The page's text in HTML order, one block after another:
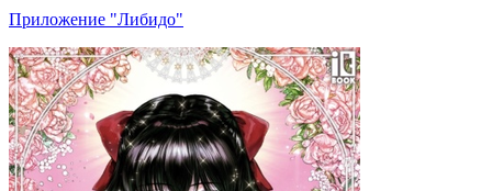
Приложение "Либидо"